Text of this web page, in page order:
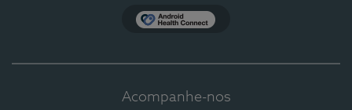
Acompanhe-nos